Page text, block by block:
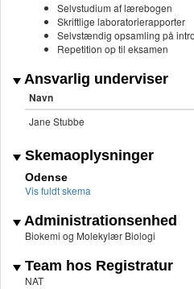
Selvstudium af lærebogen
Skriftlige laboratorierapporter
Selvstændig opsamling på
Repetition op til eksamen
Ansvarlig underviser
Navn
Jane Stubbe
Skemaoplysninger
Odense
Vis fuldt skema
Administrationsenhed
Biokemi og Molekylær Biologi
Team hos Registratur
NAT